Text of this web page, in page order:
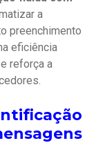
a
preenchimento
eficiência
reforça a